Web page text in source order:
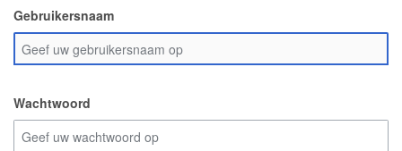
Dialect
Locaties
Kaarten
Overig
Gebruikersnaam
Wachtwoord